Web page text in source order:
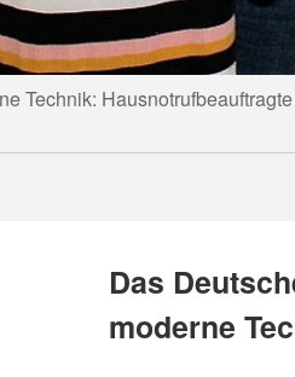
Technik:
Das
moderne